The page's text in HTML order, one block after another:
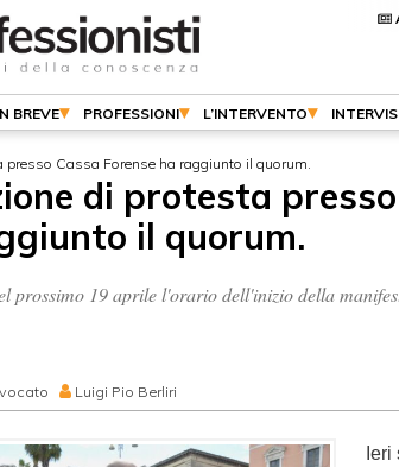
BREVE PROFESSIONI L’INTERVENTO
Cassa Forense ha raggiunto il quorum.
di protesta
il quorum.
prossimo 19 aprile l'orario dell'inizio della
Luigi Pio Berliri